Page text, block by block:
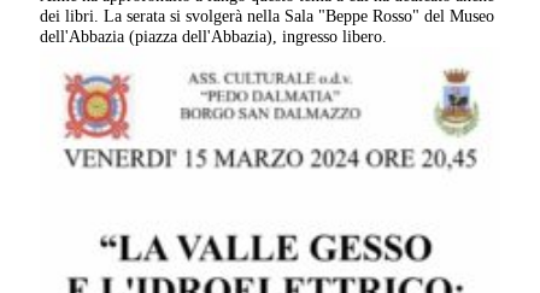
dei libri. La serata si svolgerà nella Sala "Beppe Rosso" del Museo
dell'Abbazia (piazza dell'Abbazia), ingresso libero.